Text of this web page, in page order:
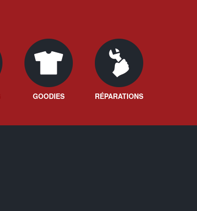
GOODIES RÉPARATIONS